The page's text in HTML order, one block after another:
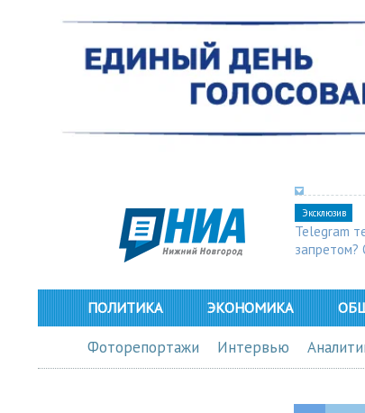
Эксклюзив
Telegram
запретом?
ПОЛИТИКА ЭКОНОМИКА
Фоторепортажи Интервью